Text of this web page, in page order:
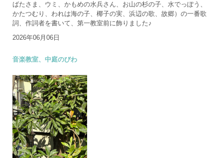
ばたさま、ウミ、かもめの水兵さん、お山の杉の子、水でっぽう、
かたつむり、われは海の子、椰子の実、浜辺の歌、故郷）の一番歌
詞、作詞者を書いて、第一教室前に飾りました♪
2026年06月06日
音楽教室、中庭のびわ